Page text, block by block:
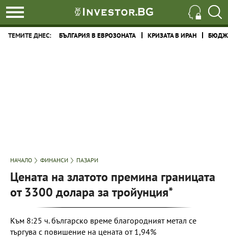
ТЕМИТЕ ДНЕС: БЪЛГАРИЯ В ЕВРОЗОНАТА КРИЗАТА В ИРАН
НАЧАЛО ФИНАНСИ ПАЗАРИ
Цената на златото премина границата
от 3300 долара за тройунция*
Към 8:25 ч. българско време благородният метал се
търгува с повишение на цената от 1,94%